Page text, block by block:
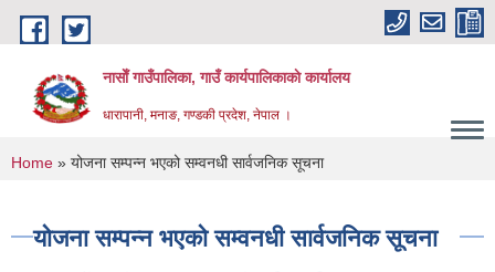
Skip to main content
नासाेँ गाउँपालिका, गाउँ कार्यपालिकाकाे कार्यालय
धारापानी, मनाङ, गण्डकी प्रदेश, नेपाल ।
You are here
Home » योजना सम्पन्न भएको सम्वनधी सार्वजनिक सूचना
योजना सम्पन्न भएको सम्वनधी सार्वजनिक सूचना